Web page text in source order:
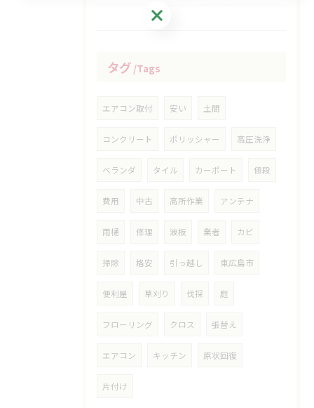
タグ Tags
エアコン取付 安い 土間
コンクリート ポリッシャー 高圧洗浄
ベランダ タイル カーポート 値段
費用 中古 高所作業 アンテナ
雨樋 修理 波板 業者 カビ
掃除 格安 引っ越し 東広島市
便利屋 草刈り 伐採 庭
フローリング クロス 張替え
エアコン キッチン 原状回復
片付け
お問い合わせはこちら